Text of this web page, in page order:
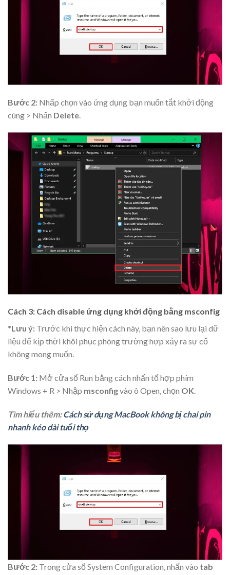
Bước 2: Nhấp chọn vào ứng dụng bạn muốn tắt khởi động
cùng > Nhấn Delete
Cách 3: Cách disable ứng dụng khởi động bằng msconfig
*Lưu ý: Trước khi thực hiện cách này, bạn nên sao lưu lại dữ
liệu để kịp thời khôi phục phòng trường hợp xảy ra sự cố
không mong muốn.
Bước 1: Mở cửa sổ Run bằng cách nhấn tổ hợp phím
Windows + R > Nhập msconfigvào ô Open, chọn OK.
Tìm hiểu thêm:Cách sử dụng MacBook không bị chai pin
nhanh kéo dài tuổi thọ
Bước 2: Trong cửa sổ System Configuration, nhấn vào tab